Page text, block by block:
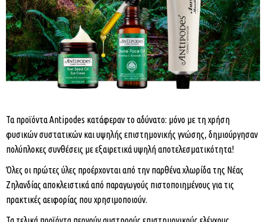
Τα προϊόντα Antipodes κατάφεραν το αδύνατο: μόνο με τη χρήση
φυσικών συστατικών και υψηλής επιστημονικής γνώσης, δημιούργησαν
πολύπλοκες συνθέσεις με εξαιρετικά υψηλή αποτελεσματικότητα!
Όλες οι πρώτες ύλες προέρχονται από την παρθένα χλωρίδα της Νέας
Ζηλανδίας αποκλειστικά από παραγωγούς πιστοποιημένους για τις
πρακτικές αειφορίας που χρησιμοποιούν.